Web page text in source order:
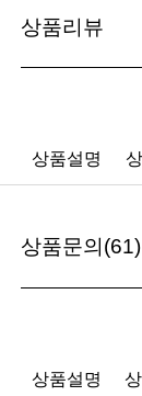
상품리뷰
상품설명
상품문의(61)
상품설명